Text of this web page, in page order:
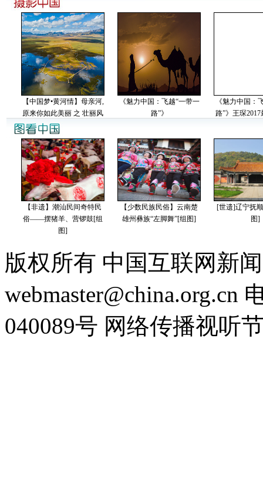
版权所有 中国互联网新
webmaster@china.org.cn
040089号 网络传播视听